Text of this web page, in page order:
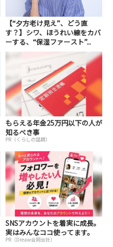
【“夕方老け見え”、どう直
す？】シワ、ほうれい線をカバ
ーする、“保湿ファースト”...
もらえる年金25万円以下の人が
知るべき事
PR（くらしの話題）
SNSアカウントを着実に成長。
実はみんなココ使ってます。
PR（Dreaw合同会社）